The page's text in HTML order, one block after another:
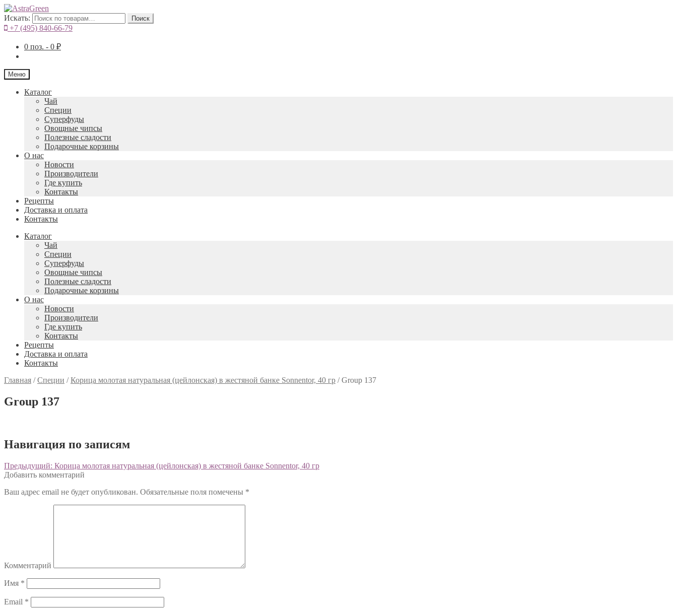
Искать: Поиск
+7 (495) 840-66-79
0 поз. - 0 ₽
Меню
Каталог
Чай
Специи
Cуперфуды
Овощные чипсы
Полезные сладости
Подарочные корзины
О нас
Новости
Производители
Где купить
Контакты
Рецепты
Доставка и оплата
Контакты
Каталог
Чай
Специи
Cуперфуды
Овощные чипсы
Полезные сладости
Подарочные корзины
О нас
Новости
Производители
Где купить
Контакты
Рецепты
Доставка и оплата
Контакты
Главная /Специи /Корица молотая натуральная (цейлонская) в жестяной банке Sonnentor, 40 гр /Group 137
Group 137
Навигация по записям
Предыдущий: Корица молотая натуральная (цейлонская) в жестяной банке Sonnentor, 40 гр
Добавить комментарий
Ваш адрес email не будет опубликован. Обязательные поля помечены *
Комментарий
Имя *
Email *